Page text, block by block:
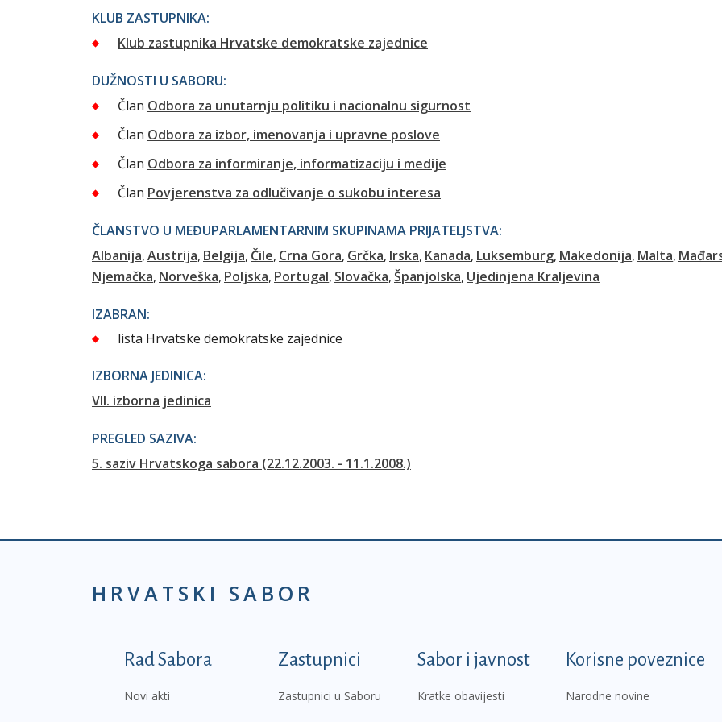
KLUB ZASTUPNIKA:
Klub zastupnika Hrvatske demokratske zajednice
DUŽNOSTI U SABORU:
Član Odbora za unutarnju politiku i nacionalnu sigurnost
Član Odbora za izbor, imenovanja i upravne poslove
Član Odbora za informiranje, informatizaciju i medije
Član Povjerenstva za odlučivanje o sukobu interesa
ČLANSTVO U MEĐUPARLAMENTARNIM SKUPINAMA PRIJATELJSTVA:
Albanija Austrija Belgija Čile Crna Gora Grčka Irska Kanada Luksemburg Makedonija Malta
Njemačka Norveška Poljska Portugal Slovačka Španjolska Ujedinjena Kraljevina
IZABRAN:
lista Hrvatske demokratske zajednice
IZBORNA JEDINICA:
VII. izborna jedinica
PREGLED SAZIVA:
5. saziv Hrvatskoga sabora (22.12.2003. - 11.1.2008.)
HRVATSKI SABOR
Podnožje prvi izbornik
Rad Sabora
Novi akti
Zastupnici
Zastupnici u Saboru
Sabor i javnost
Kratke obavijesti
Korisne poveznice
Narodne novine